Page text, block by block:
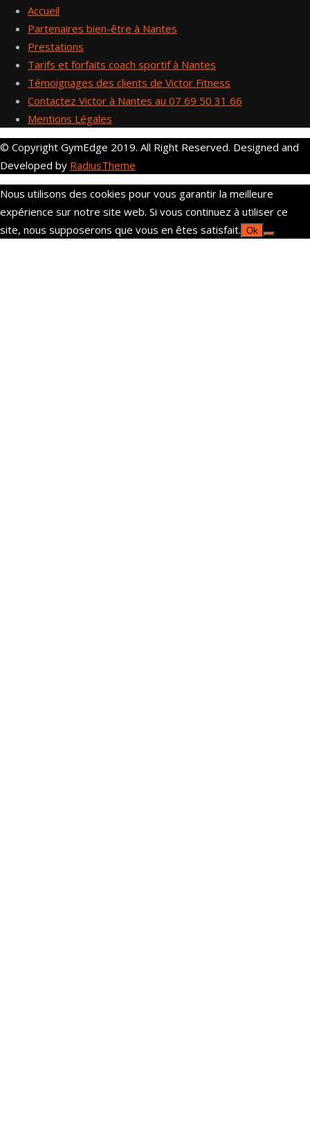
Accueil
Partenaires bien-être à Nantes
Prestations
Tarifs et forfaits coach sportif à Nantes
Témoignages des clients de Victor Fitness
Contactez Victor à Nantes au 07 69 50 31 66
Mentions Légales
© Copyright GymEdge 2019. All Right Reserved. Designed and
Developed by RadiusTheme
Nous utilisons des cookies pour vous garantir la meilleure
expérience sur notre site web. Si vous continuez à utiliser ce
site, nous supposerons que vous en êtes satisfait. Ok